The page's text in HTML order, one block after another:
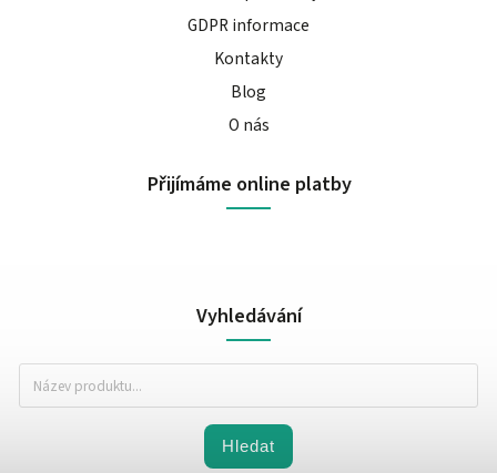
GDPR informace
Kontakty
Blog
O nás
Přijímáme online platby
Vyhledávání
Hledat